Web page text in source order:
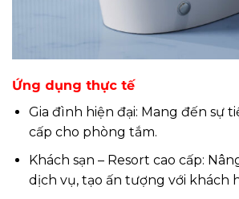
Ứng dụng thực tế
Gia đình hiện đại: Mang đến sự
cấp cho phòng tắm.
Khách sạn – Resort cao cấp:
dịch vụ, tạo ấn tượng với khách